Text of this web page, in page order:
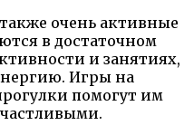
очень активные
в достаточном
и занятиях,
Игры на
помогут им